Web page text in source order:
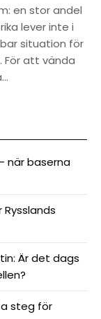
en stor andel
lever inte i
situation för
att vända
när baserna
Är det dags
steg för